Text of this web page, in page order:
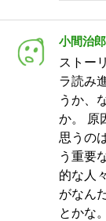
小間治郎
ストー
ラ読み
うか、
か。 原
思うの
う重要
的な人
がなん
とかな